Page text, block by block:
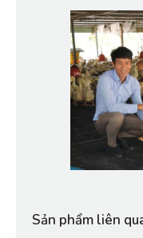
Sản phẩm liên